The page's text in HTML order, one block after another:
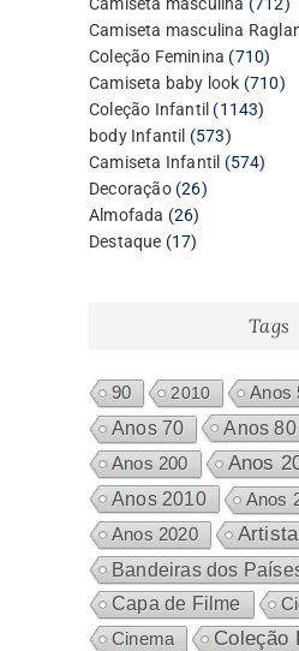
Camiseta masculina
Coleção Feminina 710710
Camiseta baby look 710710
Coleção Infantil 11431143
body Infantil 573573
produtos
Camiseta Infantil 574574
Decoração 2626
Almofada 2626
produtos
Destaque 1717
Tags
90 2010 Anos
Anos 70
Anos 80
Anos 200 Anos
Anos 2010 Anos
Anos 2020 Artista
Bandeiras dos
Capa de Filme
Cinema
Coleção